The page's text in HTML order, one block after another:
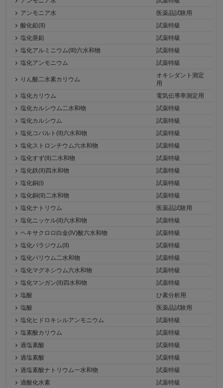
アンモニア水
医薬品試験用
酸化鉛(II)
試薬特級
塩化亜鉛
試薬特級
塩化アルミニウム(III)六水和物
試薬特級
塩化アンモニウム
試薬特級
りん酸二水素カリウム
オキシダント測定
用
塩化カリウム
電気伝導率測定用
塩化カルシウム二水和物
試薬特級
塩化カルシウム
試薬特級
塩化コバルト(II)六水和物
試薬特級
塩化ストロンチウム六水和物
試薬特級
塩化すず(II)二水和物
試薬特級
塩化鉄(II)四水和物
試薬特級
塩化銅(I)
試薬特級
塩化銅(II)二水和物
試薬特級
塩化ナトリウム
医薬品試験用
塩化ニッケル(II)六水和物
試薬特級
ヘキサクロロ白金(IV)酸六水和物
試薬特級
塩化パラジウム(II)
試薬特級
塩化バリウム二水和物
試薬特級
塩化マグネシウム六水和物
試薬特級
塩化マンガン(II)四水和物
試薬特級
塩酸
ひ素分析用
塩酸
医薬品試験用
塩化ヒドロキシルアンモニウム
試薬特級
塩素酸カリウム
試薬特級
過塩素酸
試薬特級
過塩素酸
試薬特級
過塩素酸ナトリウム一水和物
試薬特級
過酸化水素
試薬特級